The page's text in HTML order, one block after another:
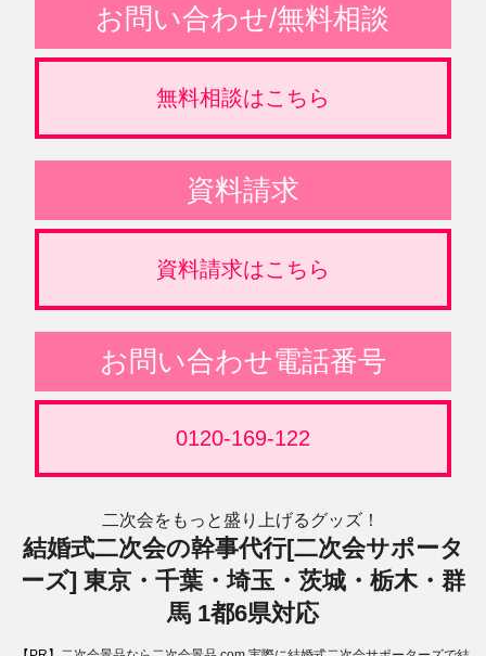
お問い合わせ/無料相談
無料相談はこちら
資料請求
資料請求はこちら
お問い合わせ電話番号
0120-169-122
二次会をもっと盛り上げるグッズ！
結婚式二次会の幹事代行[二次会サポータ
ーズ] 東京・千葉・埼玉・茨城・栃木・群
馬 1都6県対応